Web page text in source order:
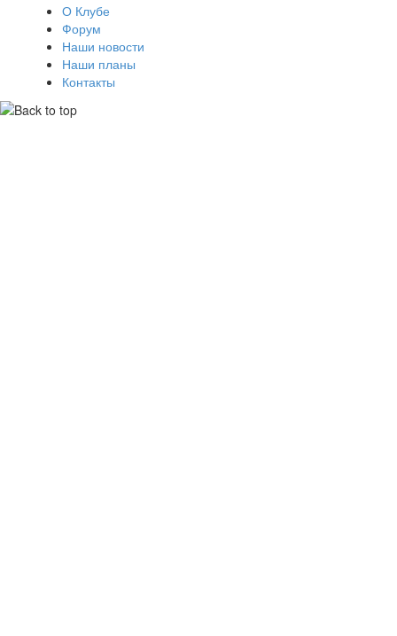
О Клубе
Форум
Наши новости
Наши планы
Контакты